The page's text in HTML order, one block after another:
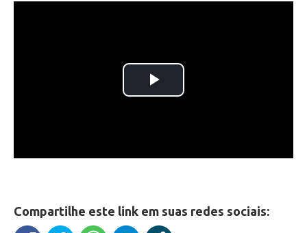
Compartilhe este link em suas redes sociais: